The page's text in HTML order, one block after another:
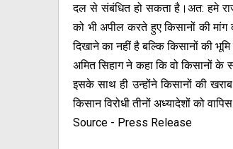
दल से संबंधित हो सकता है।अत: हमे
को भी अपील करते हुए किसानों की
दिखाने का नहीं है बल्कि किसानों की
अमित सिहाग ने कहा कि वो किसानों
इसके साथ ही उन्होंने किसानों की
किसान विरोधी तीनों अध्यादेशों को
Source - Press Release